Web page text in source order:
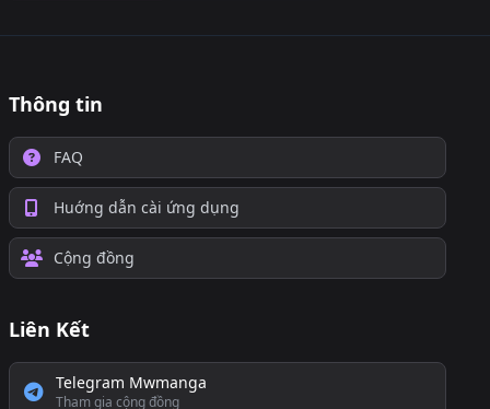
Thông tin
FAQ
Huớng dẫn cài ứng dụng
Cộng đồng
Liên Kết
Telegram Mwmanga
Tham gia cộng đồng